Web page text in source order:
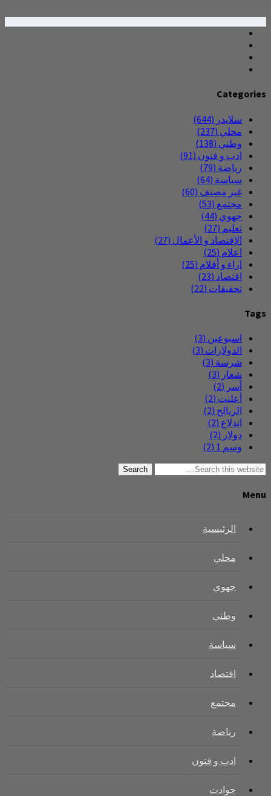
Categories
سلايدر (644)
محلي (237)
وطني (138)
ادب و فنون (91)
رياضة (79)
سياسة (64)
غير مصنف (60)
مجتمع (53)
جهوي (44)
تعليم (27)
الإقتصاد و الأعمال (27)
اعلام (25)
اراء و أقلام (25)
اقتصاد (23)
تحقيقات (22)
Tags
اسبوعين (3)
الدولارات (3)
شرسة (3)
شعار (3)
أسر (2)
أعلنت (2)
الريالح (2)
اندلاع (2)
دولار (2)
وسم 1
(2)
Search
Menu
الرئيسية
محلي
جهوي
وطني
سياسة
اقتصاد
مجتمع
رياضة
ادب و فنون
حوادت